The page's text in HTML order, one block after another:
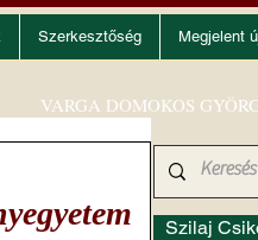
Szerkesztőség Megjelent
Szilaj
VARGA DOMOKOS